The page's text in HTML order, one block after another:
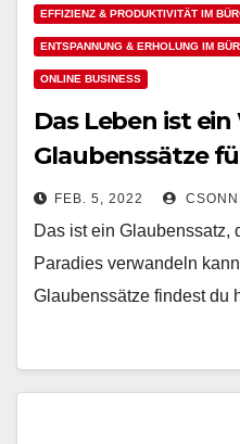
EFFIZIENZ & PRODUKTIVITÄT IM
ENTSPANNUNG & ERHOLUNG IM
ONLINE BUSINESS
Das Leben ist
Glaubenssätze
Zufriedenheit &
Job
FEB. 5, 2022
Das ist ein Glaubenssatz,
Paradies verwandeln
Glaubenssätze findest du